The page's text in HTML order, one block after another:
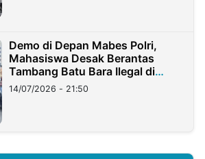
Demo di Depan Mabes Polri,
Mahasiswa Desak Berantas
Tambang Batu Bara Ilegal di
Lampung
14/07/2026 - 21:50